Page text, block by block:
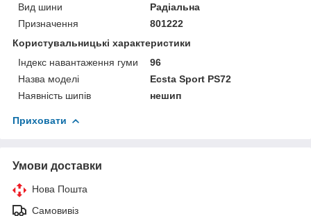
Вид шини
Радіальна
Призначення
801222
Користувальницькі характеристики
Індекс навантаження гуми
96
Назва моделі
Ecsta Sport PS72
Наявність шипів
нешип
Приховати
Умови доставки
Нова Пошта
Самовивіз